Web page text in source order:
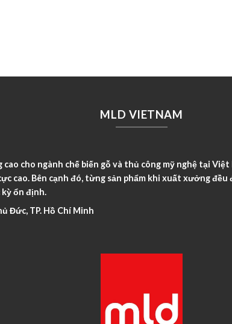
MLD VIETNAM
cho ngành chế biến gỗ và thủ công mỹ nghệ tại
cao. Bên cạnh đó, từng sản phẩm khi xuất xưởng
kỳ ổn định.
Đức, TP. Hồ Chí Minh